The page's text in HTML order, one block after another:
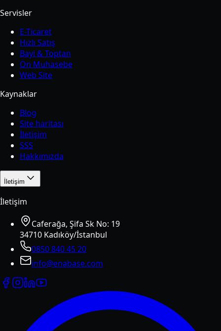
Servisler
E-Ticaret
Hızlı Satış
Bayi & Toptan
Ön Muhasebe
Web Site
Kaynaklar
Blog
Site haritası
İletişim
SSS
Hakkımızda
İletişim
İletişim
Caferağa, Şifa Sk No: 19
34710 Kadıköy/İstanbul
0850 840 45 20
info@enabase.com